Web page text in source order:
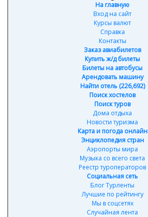
На главную
Вход на сайт
Курсы валют
Справка
Контакты
Заказ авиабилетов
Купить ж/д билеты
Билеты на автобусы
Арендовать машину
Найти отель (226,692)
Поиск хостелов
Поиск туров
Дома отдыха
Новости туризма
Карта и погода онлайн
Энциклопедия стран
Аэропорты мира
Музыка со всего света
Реестр туроператоров
Социальная сеть
Блог Турленты
Лучшие по рейтингу
Мы в соцсетях
Случайная лента